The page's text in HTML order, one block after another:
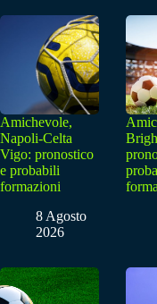
Amichevole,
Napoli-Celta
Vigo: pronostico
e probabili
formazioni
8 Agosto
2026